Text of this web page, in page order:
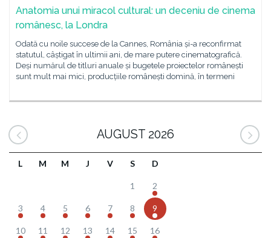
Anatomia unui miracol cultural: un deceniu de cinema
românesc, la Londra
Odată cu noile succese de la Cannes, România și-a reconfirmat
statutul, câștigat în ultimii ani, de mare putere cinematografică.
Deși numărul de titluri anuale și bugetele proiectelor românești
sunt mult mai mici, producțiile românești domină, în termeni
AUGUST 2026
L M M J V S D
1 2
3 4 5 6 7 8 9
10 11 12 13 14 15 16